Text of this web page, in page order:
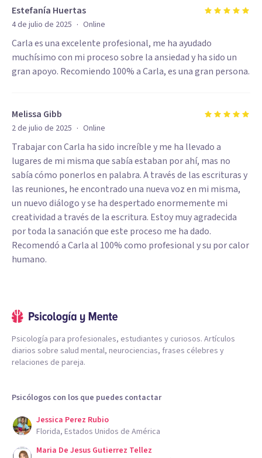
Estefanía Huertas
4 de julio de 2025 · Online
Carla es una excelente profesional, me ha ayudado
muchísimo con mi proceso sobre la ansiedad y ha sido un
gran apoyo. Recomiendo 100% a Carla, es una gran persona.
Melissa Gibb
2 de julio de 2025 · Online
Trabajar con Carla ha sido increíble y me ha llevado a
lugares de mi misma que sabía estaban por ahí, mas no
sabía cómo ponerlos en palabra. A través de las escrituras y
las reuniones, he encontrado una nueva voz en mi misma,
un nuevo diálogo y se ha despertado enormemente mi
creatividad a través de la escritura. Estoy muy agradecida
por toda la sanación que este proceso me ha dado.
Recomendó a Carla al 100% como profesional y su por calor
humano.
Psicología para profesionales, estudiantes y curiosos. Artículos
diarios sobre salud mental, neurociencias, frases célebres y
relaciones de pareja.
Psicólogos con los que puedes contactar
Jessica Perez Rubio
Florida, Estados Unidos de América
Maria De Jesus Gutierrez Tellez